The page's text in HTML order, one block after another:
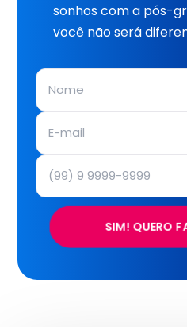
sonhos com a pós-
você não será
SIM! QUERO